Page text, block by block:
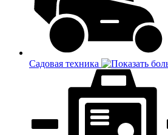
Садовая техника